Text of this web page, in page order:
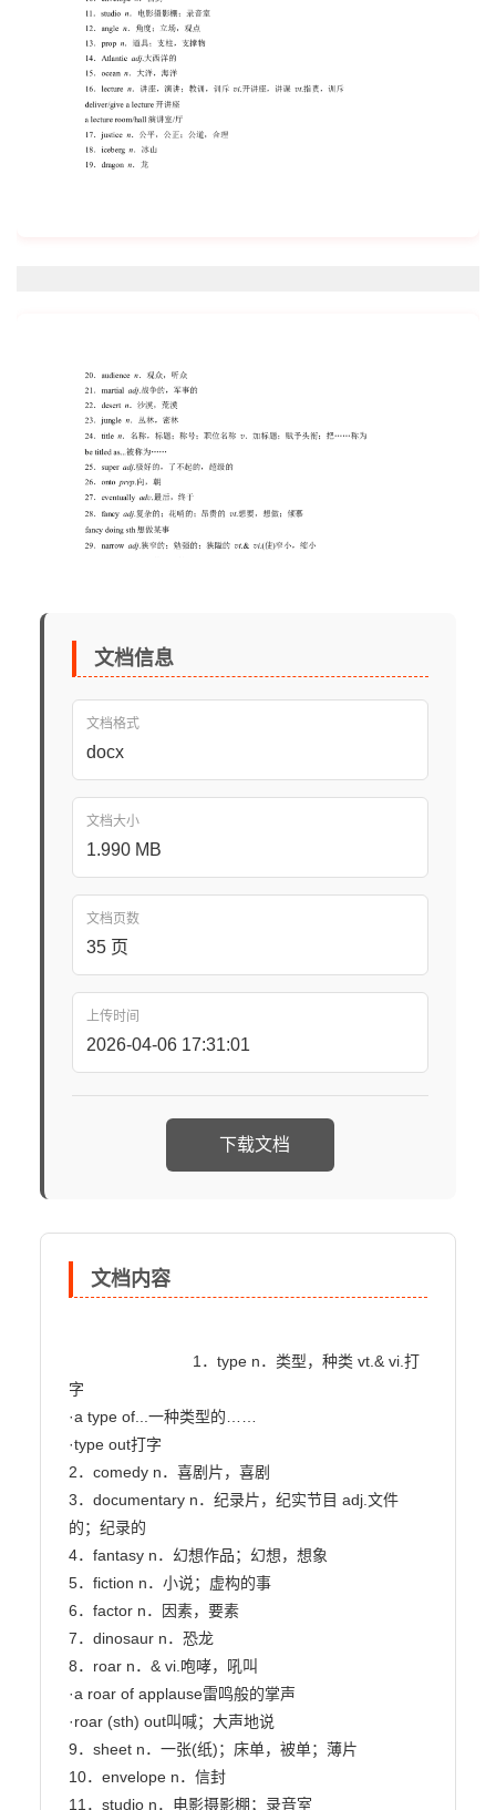
文档信息
文档格式
docx
文档大小
1.990 MB
文档页数
35 页
上传时间
2026-04-06 17:31:01
下载文档
文档内容